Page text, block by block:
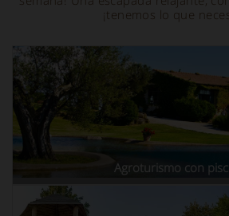
¡tenemos lo que
Agroturismo con